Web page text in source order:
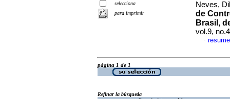
selecciona
para imprimir
Neves,
de
Brasil,
vol.9,
·
página 1 de 1
Refinar la búsqueda